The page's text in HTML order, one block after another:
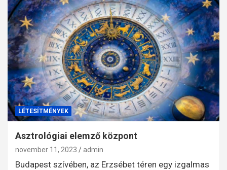
LÉTESÍTMÉNYEK
Asztrológiai elemző központ
november 11, 2023 admin
Budapest szívében, az Erzsébet téren egy izgalmas